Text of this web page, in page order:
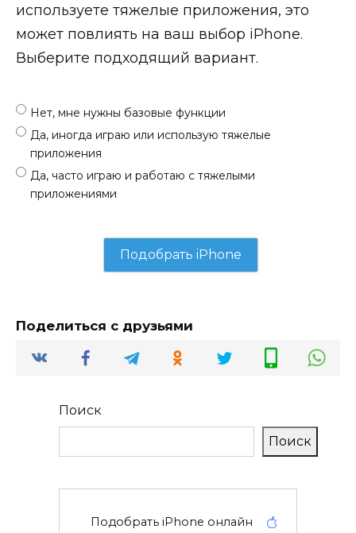
используете тяжелые приложения, это
может повлиять на ваш выбор iPhone.
Выберите подходящий вариант.
Нет, мне нужны базовые функции
Да, иногда играю или использую тяжелые
приложения
Да, часто играю и работаю с тяжелыми
приложениями
Поделиться с друзьями
Поиск
Поиск
Подобрать iPhone онлайн